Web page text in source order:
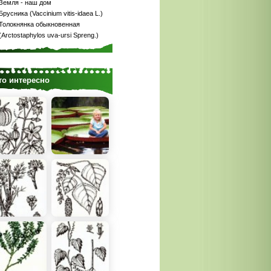
- наш дом
(Vaccinium vitis-idaea L.)
обыкновенная
uva-ursi Spreng.)
интересно